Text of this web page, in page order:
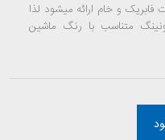
و خام ارائه میشود لذا
متناسب با رنگ ماشین